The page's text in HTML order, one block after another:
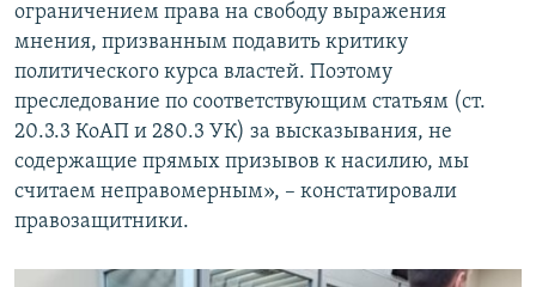
ограничением права на свободу выражения
мнения, призванным подавить критику
политического курса властей. Поэтому
преследование по соответствующим статьям (ст.
20.3.3 КоАП и 280.3 УК) за высказывания, не
содержащие прямых призывов к насилию, мы
считаем неправомерным», – констатировали
правозащитники.